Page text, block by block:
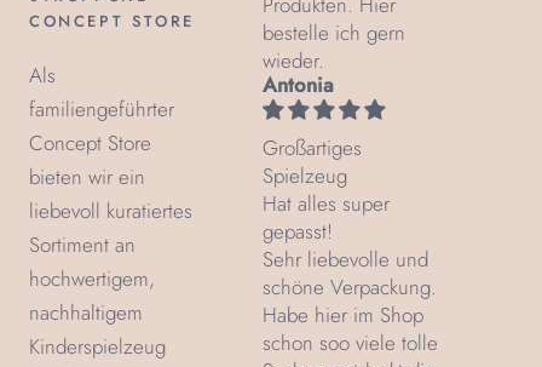
bestelle ich gern
wieder.
Antonia
Großartiges
Spielzeug
Hat alles super
gepasst!
Sehr liebevolle und
schöne Verpackung.
Habe hier im Shop
schon soo viele tolle
CONCEPT STORE
Als
familiengeführter
Concept Store
bieten wir ein
liebevoll kuratiertes
Sortiment an
hochwertigem,
nachhaltigem
Kinderspielzeug